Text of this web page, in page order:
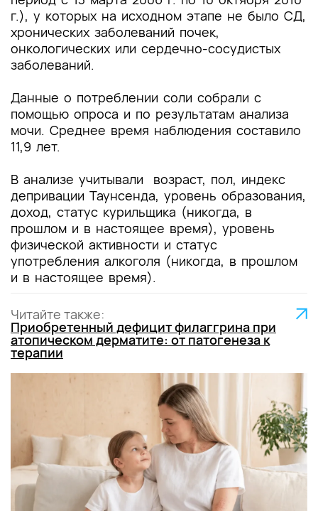
г.), у которых на исходном этапе не было СД,
хронических заболеваний почек,
онкологических или сердечно-сосудистых
заболеваний.
Данные о потреблении соли собрали с
помощью опроса и по результатам анализа
мочи. Среднее время наблюдения составило
11,9 лет.
В анализе учитывали возраст, пол, индекс
депривации Таунсенда, уровень образования,
доход, статус курильщика (никогда, в
прошлом и в настоящее время), уровень
физической активности и статус
употребления алкоголя (никогда, в прошлом
и в настоящее время).
Читайте также:
Приобретенный дефицит филаггрина при
атопическом дерматите: от патогенеза к
терапии